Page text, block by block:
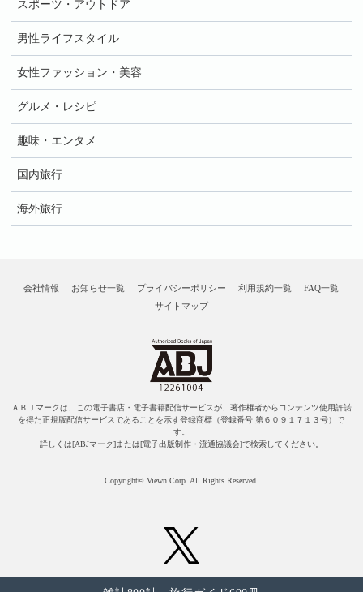
スポーツ・アウトドア
男性ライフスタイル
女性ファッション・美容
グルメ・レシピ
趣味・エンタメ
国内旅行
海外旅行
会社情報 お知らせ一覧 プライバシーポリシー 利用規約一覧
FAQ一覧
サイトマップ
ＡＢＪマークは、この電子書店・電子書籍配信サービスが、著作権者からコンテンツ使用許諾
を得た正規版配信サービスであることを示す登録商標（登録番号 第６０９１７１３号）で
す。
詳しくは[ABJマーク]または[電子出版制作・流通協議会]で検索してください。
Copyright© Viewn Corp. All Rights Reserved.